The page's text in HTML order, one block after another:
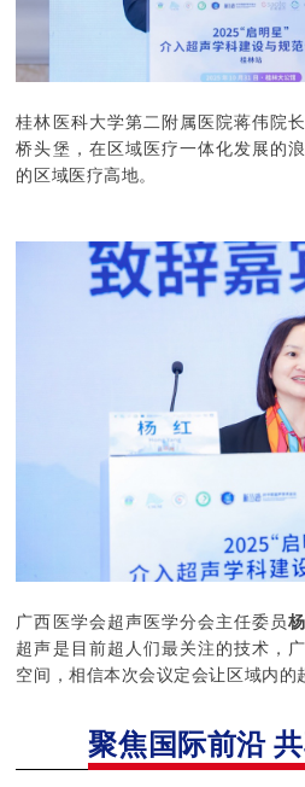
桂林医科大学第二附属医院蒋伟院
桥头堡，在区域医疗一体化发展的
的区域医疗高地。
广西医学会超声医学分会主任委员
超声是目前超人们最关注的技术，
空间，相信本次会议定会让区域内的
聚焦国际前沿